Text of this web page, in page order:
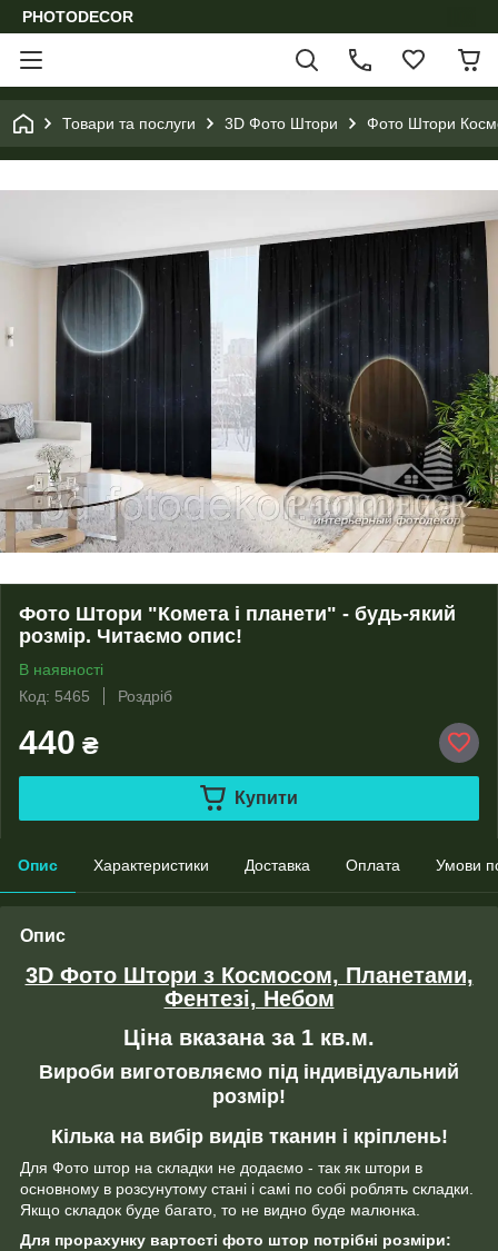
PHOTODECOR
Товари та послуги 3D Фото Штори Фото Штори
Фото Штори "Комета і планети" - будь-який
розмір. Читаємо опис!
В наявності
Код: 5465
Роздріб
440 ₴
Купити
Опис Характеристики Доставка Оплата Умови
Опис
3D Фото Штори з Космосом, Планетами,
Фентезі, Небом
Ціна вказана за 1 кв.м.
Вироби виготовляємо під індивідуальний
розмір!
Кілька на вибір видів тканин і кріплень!
Для Фото штор на складки не додаємо - так як штори в
основному в розсунутому стані і самі по собі роблять складки.
Якщо складок буде багато, то не видно буде малюнка.
Для прорахунку вартості фото штор потрібні розміри: